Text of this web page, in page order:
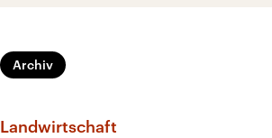
Archiv
Landwirtschaft